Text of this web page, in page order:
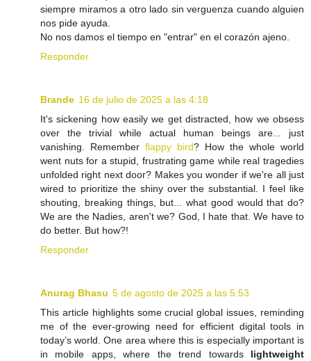
siempre miramos a otro lado sin verguenza cuando alguien
nos pide ayuda.
No nos damos el tiempo en "entrar" en el corazón ajeno.
Responder
Brande 16 de julio de 2025 a las 4:18
It's sickening how easily we get distracted, how we obsess
over the trivial while actual human beings are... just
vanishing. Remember flappy bird? How the whole world
went nuts for a stupid, frustrating game while real tragedies
unfolded right next door? Makes you wonder if we're all just
wired to prioritize the shiny over the substantial. I feel like
shouting, breaking things, but... what good would that do?
We are the Nadies, aren't we? God, I hate that. We have to
do better. But how?!
Responder
Anurag Bhasu 5 de agosto de 2025 a las 5:53
This article highlights some crucial global issues, reminding
me of the ever-growing need for efficient digital tools in
today’s world. One area where this is especially important is
in mobile apps, where the trend towards lightweight